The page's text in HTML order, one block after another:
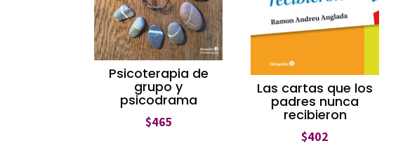
Psicoterapia de
grupo y
psicodrama
$465
Las cartas que los
padres nunca
recibieron
$402